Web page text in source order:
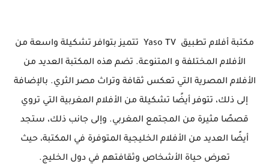
مكتبة أفلام تطبيق Yaso TV تتميز بتوافر تشكيلة واسعة من
الأفلام المختلفة و المتنوعة. تضم هذه المكتبة العديد من
الأفلام المصرية التي تعكس ثقافة وتراث مصر الثري. بالإضافة
إلى ذلك، تتوفر أيضًا تشكيلة من الأفلام المغربية التي تروي
قصصًا مثيرة من المجتمع المغربي. وإلى جانب ذلك، ستجد
أيضًا العديد من الأفلام الخليجية المتوفرة في المكتبة، حيث
تعرض حياة الأشخاص وثقافتهم في دول الخليج.